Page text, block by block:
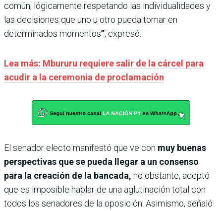
común, lógicamente respetando las individualidades y
las decisiones que uno u otro pueda tomar en
determinados momentos”, expresó.
Lea más: Mbururu requiere salir de la cárcel para
acudir a la ceremonia de proclamación
El senador electo manifestó que ve con muy buenas
perspectivas que se pueda llegar a un consenso
para la creación de la bancada, no obstante, aceptó
que es imposible hablar de una aglutinación total con
todos los senadores de la oposición. Asimismo, señaló